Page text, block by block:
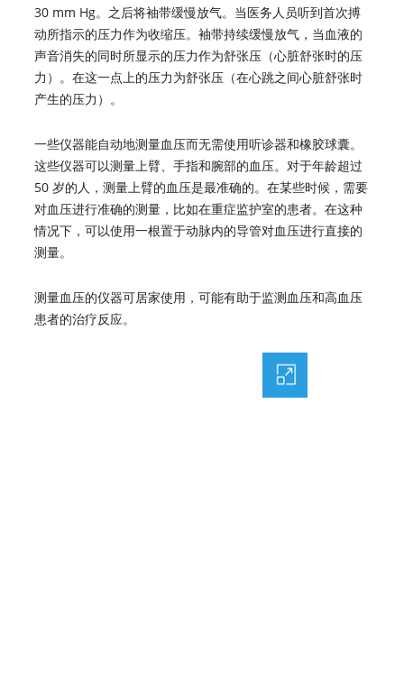
30 mm Hg。之后将袖带缓慢放气。当医务人员听到首次搏
动所指示的压力作为收缩压。袖带持续缓慢放气，当血液的
声音消失的同时所显示的压力作为舒张压（心脏舒张时的压
力）。在这一点上的压力为舒张压（在心跳之间心脏舒张时
产生的压力）。
一些仪器能自动地测量血压而无需使用听诊器和橡胶球囊。
这些仪器可以测量上臂、手指和腕部的血压。对于年龄超过
50 岁的人，测量上臂的血压是最准确的。在某些时候，需要
对血压进行准确的测量，比如在重症监护室的患者。在这种
情况下，可以使用一根置于动脉内的导管对血压进行直接的
测量。
测量血压的仪器可居家使用，可能有助于监测血压和高血压
患者的治疗反应。